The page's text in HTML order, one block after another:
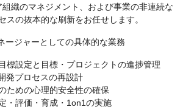
織のマネジメント、および事業の非連続な
スの抜本的な刷新をお任せします。
ージャーとしての具体的な業務
標設定と目標・プロジェクトの進捗管理
発プロセスの再設計
ための心理的安全性の確保
・評価・育成・1on1の実施